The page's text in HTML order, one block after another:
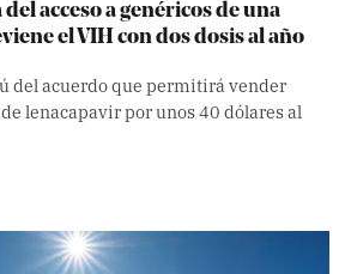
acceso a genéricos de una
el VIH con dos dosis al año
del acuerdo que permitirá vender
lenacapavir por unos 40 dólares al